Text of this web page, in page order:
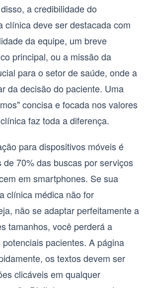
acredibilidade do
clínica deve ser destacada com
da equipe, um breve
principal, ou a missão da
para o setor de saúde, onde a
da decisão do paciente. Uma
concisa e focada nos valores
faz toda a diferença.
para dispositivos móveisé
de 70% das buscas por serviços
em smartphones. Se sua
clínica médica não for
não se adaptar perfeitamente a
tamanhos, você perderá a
pacientes. A página
os textos devem ser
clicáveis em qualquer